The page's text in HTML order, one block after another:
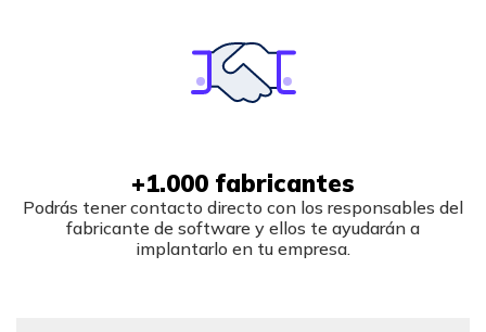
+1.000 fabricantes
Podrás tener contacto directo con los responsables del
fabricante de software y ellos te ayudarán a
implantarlo en tu empresa.